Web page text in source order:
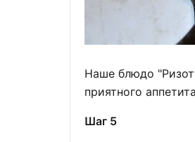
Наше блюдо
приятного
Шаг 5